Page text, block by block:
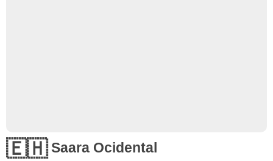
🇪🇭Saara Ocidental